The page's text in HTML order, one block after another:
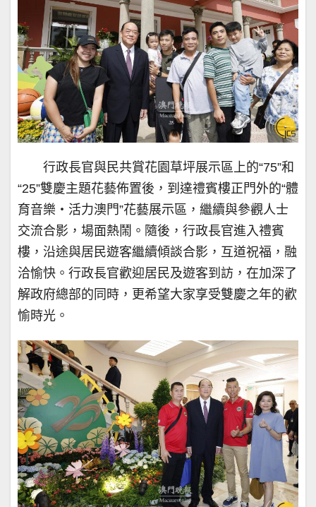
行政長官與民共賞花園草坪展示區上的“75”和
“25”雙慶主題花藝佈置後，到達禮賓樓正門外的“體
育音樂・活力澳門”花藝展示區，繼續與參觀人士
交流合影，場面熱鬧。隨後，行政長官進入禮賓
樓，沿途與居民遊客繼續傾談合影，互道祝福，融
洽愉快。行政長官歡迎居民及遊客到訪，在加深了
解政府總部的同時，更希望大家享受雙慶之年的歡
愉時光。